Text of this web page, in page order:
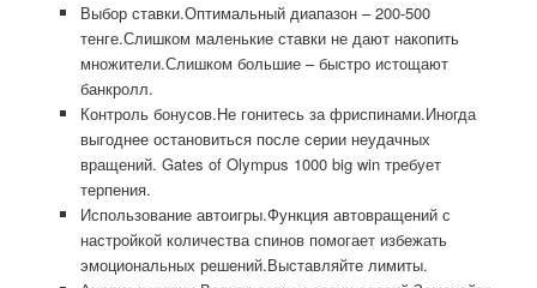
Выбор ставки.Оптимальный диапазон – 200-500
тенге.Слишком маленькие ставки не дают накопить
множители.Слишком большие – быстро истощают
банкролл.
Контроль бонусов.Не гонитесь за фриспинами.Иногда
выгоднее остановиться после серии неудачных
вращений. Gates of Olympus 1000 big win требует
терпения.
Использование автоигры.Функция автовращений с
настройкой количества спинов помогает избежать
эмоциональных решений.Выставляйте лимиты.